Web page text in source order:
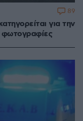
για την
φωτογραφίες
89